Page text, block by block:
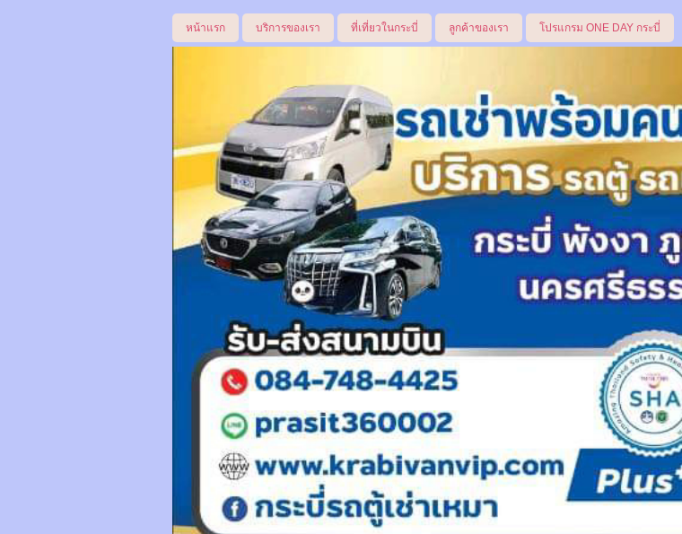
หน้าแรก บริการของเรา ที่เที่ยวในกระบี่ ลูกค้าของเรา โปรแกรม ONE DAY กระบี่